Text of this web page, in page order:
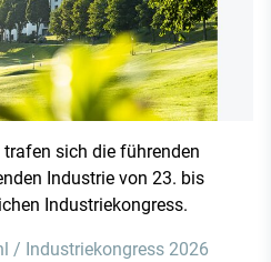
sich die führenden
Industrie von 23. bis
Industriekongress.
/ Industriekongress 2026